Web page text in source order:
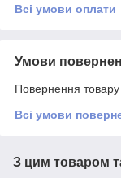
Всі умови оплати
Умови
Повернення
Всі умови
З цим товаром